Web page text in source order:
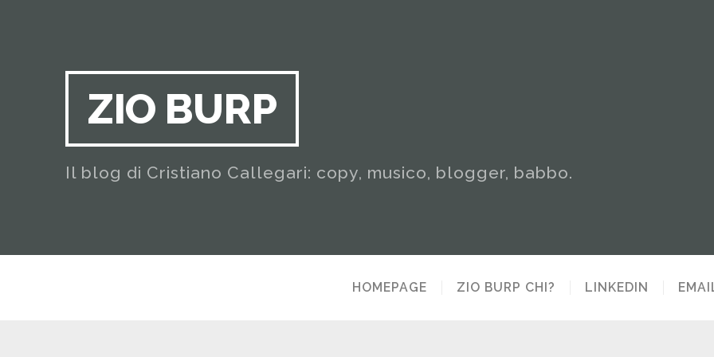
ZIO BURP
Il blog di Cristiano Callegari: copy, musico, blogger, babbo.
HOMEPAGE ZIO BURP CHI? LINKEDIN